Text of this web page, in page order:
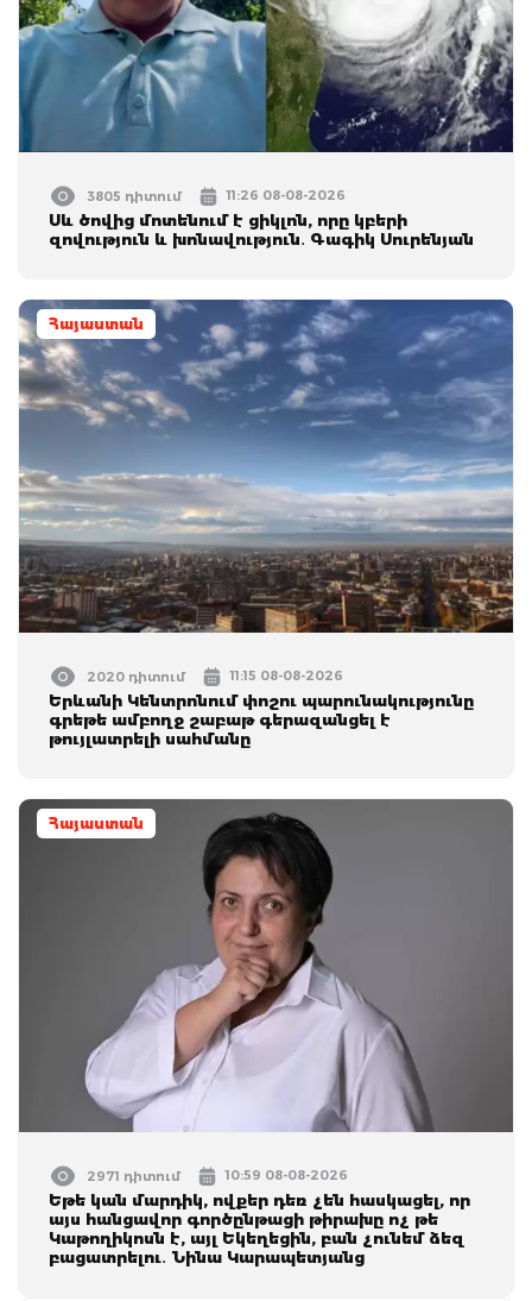
3805 դիտում 11:26 08-08-2026
Սև ծովից մոտենում է ցիկլոն, որը կբերի
զովություն և խոնավություն․ Գագիկ Սուրենյան
Հայաստան
2020 դիտում 11:15 08-08-2026
Երևանի Կենտրոնում փոշու պարունակությունը
գրեթե ամբողջ շաբաթ գերազանցել է
թույլատրելի սահմանը
Հայաստան
2971 դիտում 10:59 08-08-2026
Եթե կան մարդիկ, ովքեր դեռ չեն հասկացել, որ
այս հանցավոր գործընթացի թիրախը ոչ թե
Կաթողիկոսն է, այլ Եկեղեցին, բան չունեմ ձեզ
բացատրելու․ Նինա Կարապետյանց